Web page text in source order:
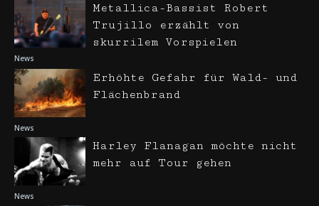
News
Metallica-Bassist Robert
Trujillo erzählt von
skurrilem Vorspielen
News
Erhöhte Gefahr für Wald- und
Flächenbrand
News
Harley Flanagan möchte nicht
mehr auf Tour gehen